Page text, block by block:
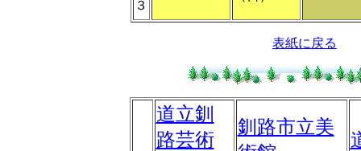
３
表紙に戻る
道立釧
路芸術
釧路市立美